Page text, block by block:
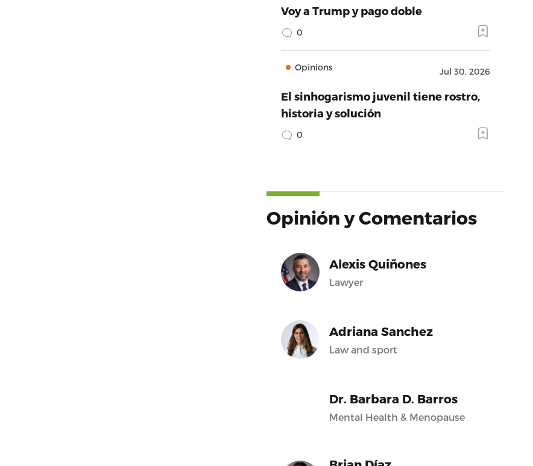
Voy a Trump y pago doble
0
Opinions Jul 30, 2026
El sinhogarismo juvenil tiene rostro,
historia y solución
0
Opinión y Comentarios
Alexis Quiñones
Lawyer
Adriana Sanchez
Law and sport
Dr. Barbara D. Barros
Mental Health & Menopause